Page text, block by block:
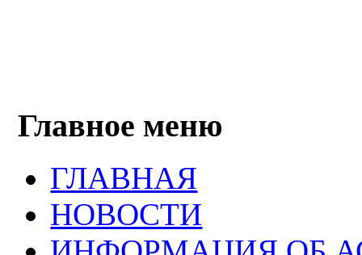
Главное меню
ГЛАВНАЯ
НОВОСТИ